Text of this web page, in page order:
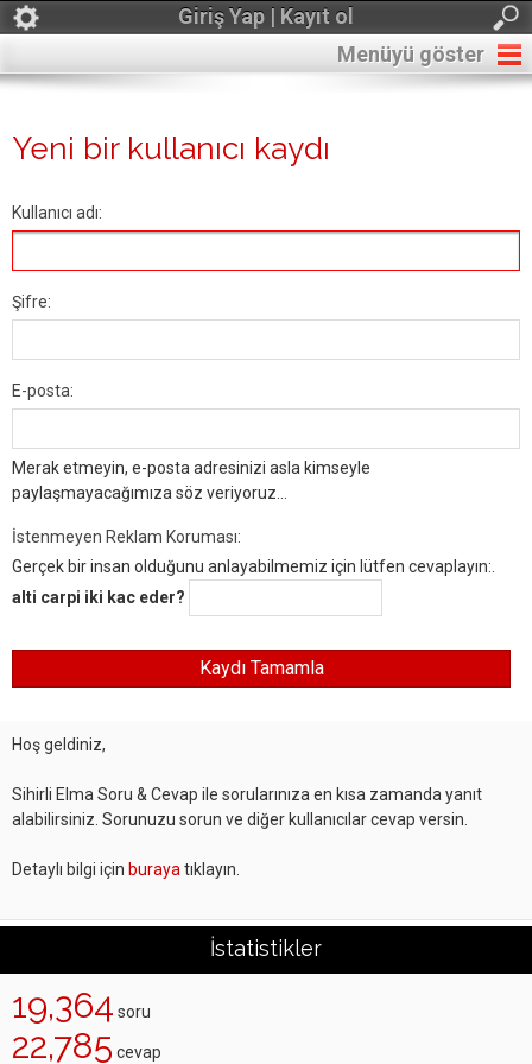
Giriş Yap | Kayıt ol
Menüyü göster
Yeni bir kullanıcı kaydı
Kullanıcı adı:
Şifre:
E-posta:
Merak etmeyin, e-posta adresinizi asla kimseyle
paylaşmayacağımıza söz veriyoruz...
İstenmeyen Reklam Koruması:
Gerçek bir insan olduğunu anlayabilmemiz için lütfen cevaplayın:.
alti carpi iki kac eder?
Hoş geldiniz,
Sihirli Elma Soru & Cevap ile sorularınıza en kısa zamanda yanıt
alabilirsiniz. Sorunuzu sorun ve diğer kullanıcılar cevap versin.
Detaylı bilgi için buraya tıklayın.
İstatistikler
19,364 soru
22,785 cevap